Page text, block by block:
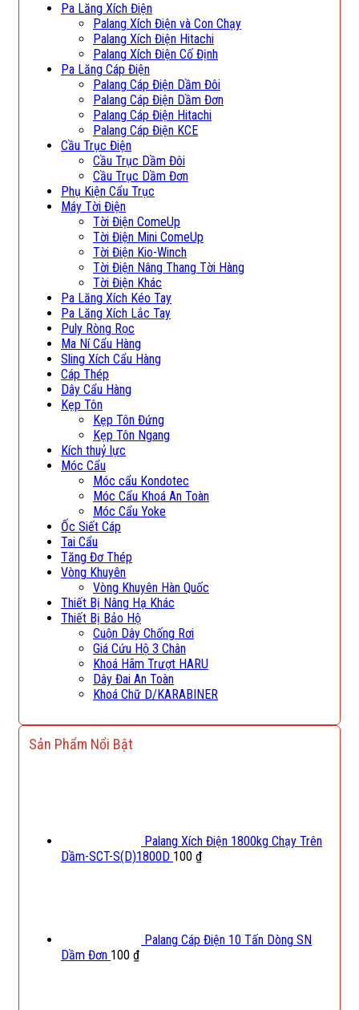
Pa Lăng Xích Điện
Palang Xích Điện và Con Chạy
Palang Xích Điện Hitachi
Palang Xích Điện Cố Định
Pa Lăng Cáp Điện
Palang Cáp Điện Dầm Đôi
Palang Cáp Điện Dầm Đơn
Palang Cáp Điện Hitachi
Palang Cáp Điện KCE
Cầu Trục Điện
Cầu Trục Dầm Đôi
Cầu Trục Dầm Đơn
Phụ Kiện Cẩu Trục
Máy Tời Điện
Tời Điện ComeUp
Tời Điện Mini ComeUp
Tời Điện Kio-Winch
Tời Điện Nâng Thang Tời Hàng
Tời Điện Khác
Pa Lăng Xích Kéo Tay
Pa Lăng Xích Lắc Tay
Puly Ròng Rọc
Ma Ní Cẩu Hàng
Sling Xích Cẩu Hàng
Cáp Thép
Dây Cẩu Hàng
Kẹp Tôn
Kẹp Tôn Đứng
Kẹp Tôn Ngang
Kích thuỷ lực
Móc Cẩu
Móc cẩu Kondotec
Móc Cẩu Khoá An Toàn
Móc Cẩu Yoke
Ốc Siết Cáp
Tai Cẩu
Tăng Đơ Thép
Vòng Khuyên
Vòng Khuyên Hàn Quốc
Thiết Bị Nâng Hạ Khác
Thiết Bị Bảo Hộ
Cuộn Dây Chống Rơi
Giá Cứu Hộ 3 Chân
Khoá Hãm Trượt HARU
Dây Đai An Toàn
Khoá Chữ D/KARABINER
Sản Phẩm Nổi Bật
Palang Xích Điện 1800kg Chạy Trên
Dầm-SCT-S(D)1800D 100 ₫
Palang Cáp Điện 10 Tấn Dòng SN
Dầm Đơn 100 ₫